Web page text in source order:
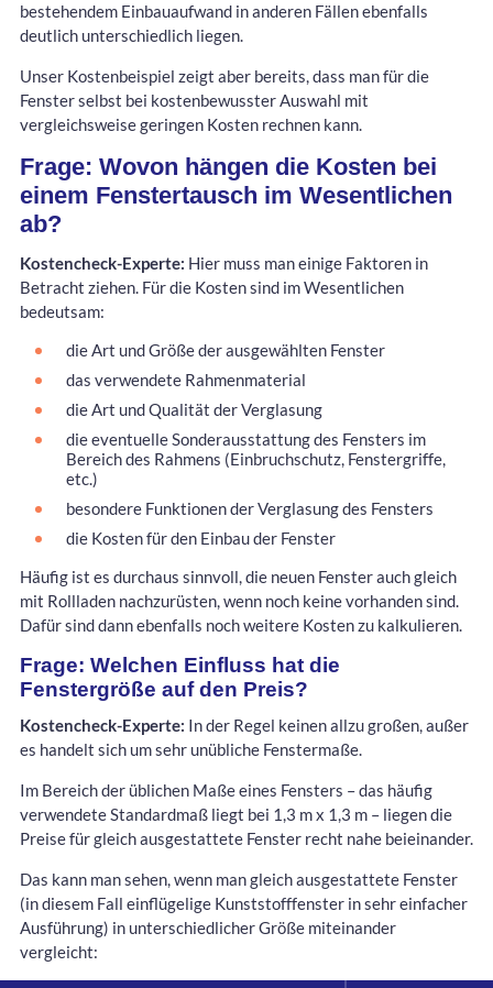
bestehendem Einbauaufwand in anderen Fällen ebenfalls
deutlich unterschiedlich liegen.
Unser Kostenbeispiel zeigt aber bereits, dass man für die
Fenster selbst bei kostenbewusster Auswahl mit
vergleichsweise geringen Kosten rechnen kann.
Frage: Wovon hängen die Kosten bei
einem Fenstertausch im Wesentlichen
ab?
Kostencheck-Experte: Hier muss man einige Faktoren in
Betracht ziehen. Für die Kosten sind im Wesentlichen
bedeutsam:
die Art und Größe der ausgewählten Fenster
das verwendete Rahmenmaterial
die Art und Qualität der Verglasung
die eventuelle Sonderausstattung des Fensters im
Bereich des Rahmens (Einbruchschutz, Fenstergriffe,
etc.)
besondere Funktionen der Verglasung des Fensters
die Kosten für den Einbau der Fenster
Häufig ist es durchaus sinnvoll, die neuen Fenster auch gleich
mit Rollladen nachzurüsten, wenn noch keine vorhanden sind.
Dafür sind dann ebenfalls noch weitere Kosten zu kalkulieren.
Frage: Welchen Einfluss hat die
Fenstergröße auf den Preis?
Kostencheck-Experte: In der Regel keinen allzu großen, außer
es handelt sich um sehr unübliche Fenstermaße.
Im Bereich der üblichen Maße eines Fensters – das häufig
verwendete Standardmaß liegt bei 1,3 m x 1,3 m – liegen die
Preise für gleich ausgestattete Fenster recht nahe beieinander.
Das kann man sehen, wenn man gleich ausgestattete Fenster
(in diesem Fall einflügelige Kunststofffenster in sehr einfacher
Ausführung) in unterschiedlicher Größe miteinander
vergleicht: